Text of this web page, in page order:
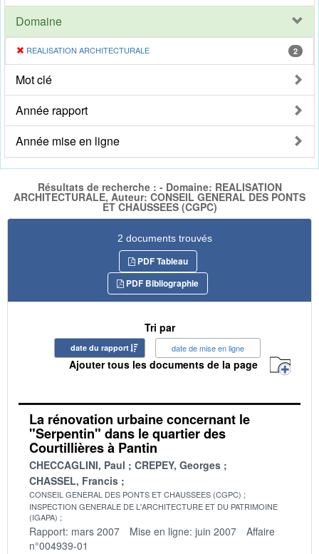
Domaine
REALISATION ARCHITECTURALE 2
Mot clé
Année rapport
Année mise en ligne
Résultats de recherche : - Domaine: REALISATION
ARCHITECTURALE, Auteur: CONSEIL GENERAL DES PONTS
ET CHAUSSEES (CGPC)
2 documents trouvés
PDF Tableau
PDF Bibliographie
Tri par
date du rapport date de mise en ligne
Ajouter tous les documents de la page
La rénovation urbaine concernant le
"Serpentin" dans le quartier des
Courtillières à Pantin
CHECCAGLINI, Paul
CREPEY, Georges
CHASSEL, Francis
CONSEIL GENERAL DES PONTS ET CHAUSSEES (CGPC)
INSPECTION GENERALE DE L'ARCHITECTURE ET DU PATRIMOINE
(IGAPA)
Rapport: mars 2007 Mise en ligne: juin 2007
Affaire
n°004939-01